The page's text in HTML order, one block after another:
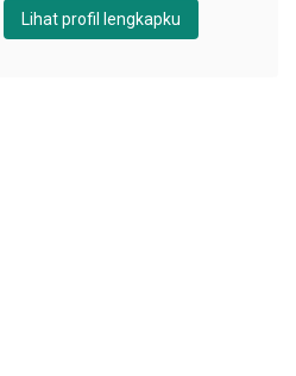
Lihat profil lengkapku